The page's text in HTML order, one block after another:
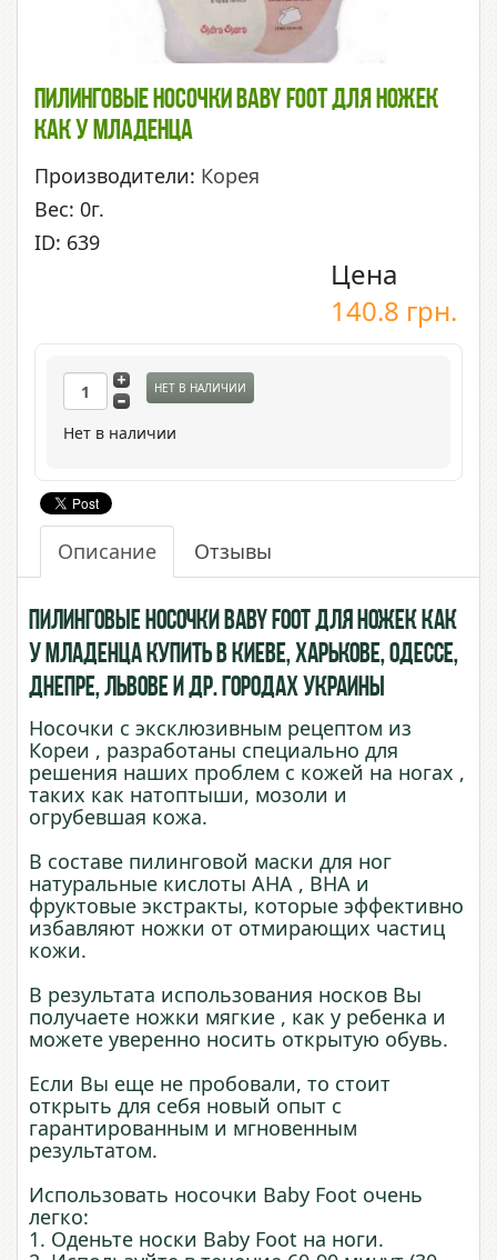
Пилинговые Носочки Baby Foot Для Ножек
Как У Младенца
Производители: Корея
Вес: 0г.
ID: 639
Цена
140.8 грн.
НЕТ В НАЛИЧИИ
Нет в наличии
Описание Отзывы
Пилинговые носочки Baby Foot для ножек как
у младенца купить в Киеве, Харькове, Одессе,
Днепре, Львове и др. городах Украины
Носочки с эксклюзивным рецептом из
Кореи , разработаны специально для
решения наших проблем с кожей на ногах ,
таких как натоптыши, мозоли и
огрубевшая кожа.
В составе пилинговой маски для ног
натуральные кислоты АНА , ВНА и
фруктовые экстракты, которые эффективно
избавляют ножки от отмирающих частиц
кожи.
В результата использования носков Вы
получаете ножки мягкие , как у ребенка и
можете уверенно носить открытую обувь.
Если Вы еще не пробовали, то стоит
открыть для себя новый опыт с
гарантированным и мгновенным
результатом.
Использовать носочки Baby Foot очень
легко:
1. Оденьте носки Baby Foot на ноги.